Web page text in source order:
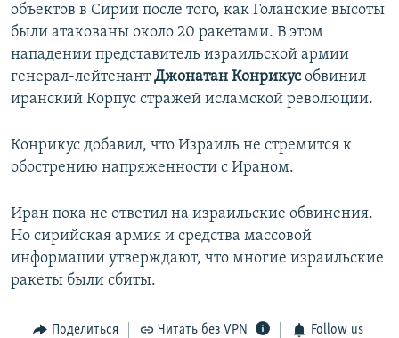
объектов в Сирии после того, как Голанские высоты
были атакованы около 20 ракетами. В этом
нападении представитель израильской армии
генерал-лейтенантДжонатан Конрикусобвинил
иранский Корпус стражей исламской революции.
Конрикус добавил, что Израиль не стремится к
обострению напряженности с Ираном.
Иран пока не ответил на израильские обвинения.
Но сирийская армия и средства массовой
информации утверждают, что многие израильские
ракеты были сбиты.
Поделиться Читать без VPN Follow us